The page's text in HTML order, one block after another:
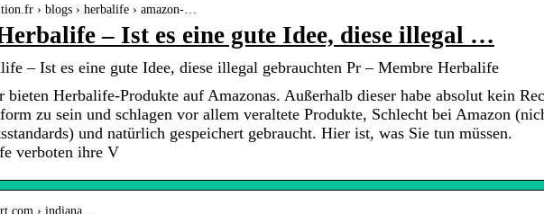
› blogs › herbalife › amazon-…
– Ist es eine gute Idee, diese illegal …
– Ist es eine gute Idee, diese illegal gebrauchten Pr – Membre Herbalife
bieten Herbalife-Produkte auf Amazonas. Außerhalb dieser habe absolut kein
zu sein und schlagen vor allem veraltete Produkte, Schlecht bei Amazon
und natürlich gespeichert gebraucht. Hier ist, was Sie tun müssen.
verboten ihre V
› indiana…